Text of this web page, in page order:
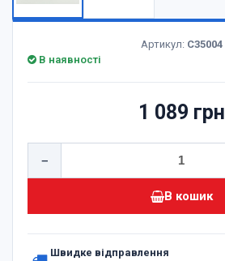
Артикул: C35004
В наявності
1 089 грн
−
В кошик
Швидке відправлення